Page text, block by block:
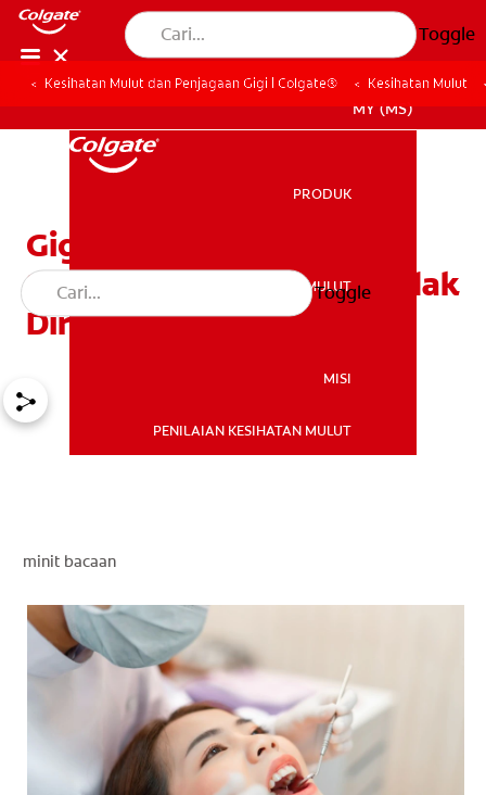
Toggle
MY (MS)
PRODUK
KESIHATAN MULUT
MISI
PENILAIAN KESIHATAN MULUT
Toggle
Kesihatan Mulut dan Penjagaan Gigi | Colgate® Kesihatan Mulut
Gigi Bongsu Patah: Kesan
Sampingan Buruk Jika Tidak
Dirawat
minit bacaan